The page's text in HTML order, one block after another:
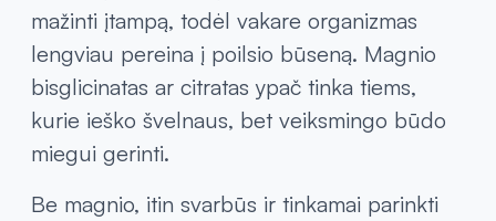
mažinti įtampą, todėl vakare organizmas
lengviau pereina į poilsio būseną. Magnio
bisglicinatas ar citratas ypač tinka tiems,
kurie ieško švelnaus, bet veiksmingo būdo
miegui gerinti.
Be magnio, itin svarbūs ir tinkamai parinkti